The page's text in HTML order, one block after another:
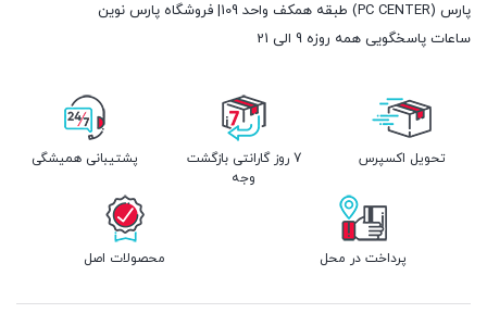
پارس (PC CENTER) طبقه همکف واحد 109| فروشگاه پارس نوین
ساعات پاسخگویی همه روزه 9 الی 21
تحویل اکسپرس
7 روز گارانتی بازگشت
وجه
پشتیبانی همیشگی
پرداخت در محل محصولات اصل